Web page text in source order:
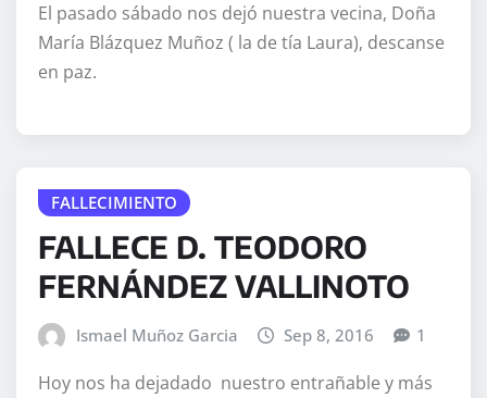
El pasado sábado nos dejó nuestra vecina, Doña
María Blázquez Muñoz ( la de tía Laura), descanse
en paz.
FALLECIMIENTO
FALLECE D. TEODORO
FERNÁNDEZ VALLINOTO
Ismael Muñoz Garcia Sep 8, 2016 1
Hoy nos ha dejadado nuestro entrañable y más